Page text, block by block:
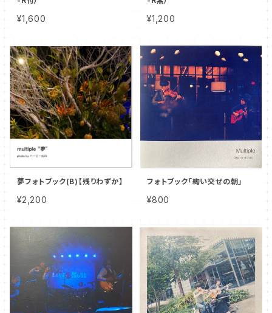
¥1,600 ¥1,200
夢フォトブック(B)【残りわずか】
¥2,200
フォトブック「綯い交ぜの朝」
¥800